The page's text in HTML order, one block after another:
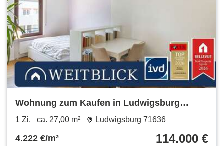
Wohnung zum Kaufen in Ludwigsburg
114.000 € 27 m²
1 Zi. ca. 27,00 m² Ludwigsburg 71636
4.222 €/m² 114.000 €